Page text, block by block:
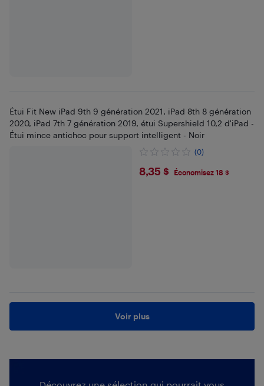
Étui Fit New iPad 9th 9 génération 2021, iPad 8th 8 génération
2020, iPad 7th 7 génération 2019, étui Supershield 10,2 d'iPad -
Étui mince antichoc pour support intelligent - Noir
(0)
$8.35
8,35 $ Économisez 18 $
Voir plus